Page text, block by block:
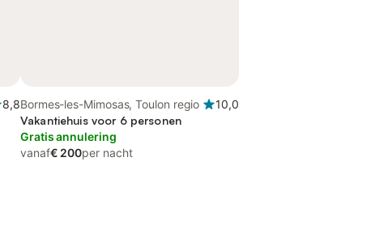
8,8Bormes-les-Mimosas, Toulon regio
10,0
Vakantiehuis voor 6 personen
Gratis annulering
vanaf€ 200per nacht